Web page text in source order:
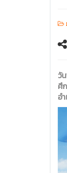
วั
ศึ
อ